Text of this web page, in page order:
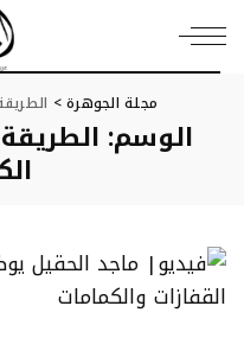
مجلة الجوهرة>
الوسم: